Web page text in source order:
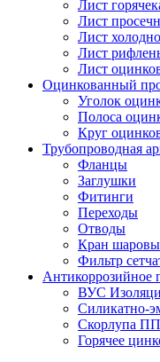
Лист
Лист
Лист
Лист
Лист
Оцинкованный
Уголок
Полоса
Круг
Трубопроводная
Фланцы
Заглушки
Фитинги
Переходы
Отводы
Кран
Фильтр
Антикоррозийное
ВУС
Силикатно-
Скорлупа
Горячее